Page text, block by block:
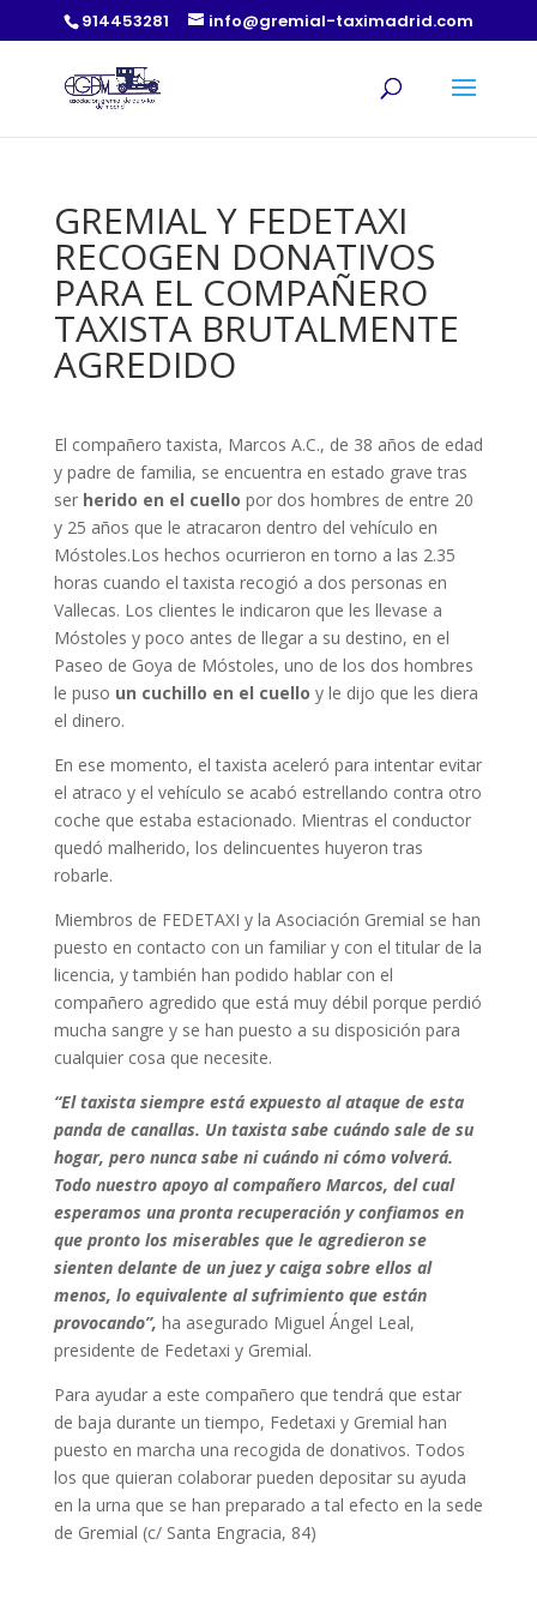
914453281 info@gremial-taximadrid.com
GREMIAL Y FEDETAXI
RECOGEN DONATIVOS
PARA EL COMPAÑERO
TAXISTA BRUTALMENTE
AGREDIDO
El compañero taxista, Marcos A.C., de 38 años de edad
y padre de familia, se encuentra en estado grave tras
ser herido en el cuello por dos hombres de entre 20
y 25 años que le atracaron dentro del vehículo en
Móstoles.Los hechos ocurrieron en torno a las 2.35
horas cuando el taxista recogió a dos personas en
Vallecas. Los clientes le indicaron que les llevase a
Móstoles y poco antes de llegar a su destino, en el
Paseo de Goya de Móstoles, uno de los dos hombres
le puso un cuchillo en el cuello y le dijo que les diera
el dinero.
En ese momento, el taxista aceleró para intentar evitar
el atraco y el vehículo se acabó estrellando contra otro
coche que estaba estacionado. Mientras el conductor
quedó malherido, los delincuentes huyeron tras
robarle.
Miembros de FEDETAXI y la Asociación Gremial se han
puesto en contacto con un familiar y con el titular de la
licencia, y también han podido hablar con el
compañero agredido que está muy débil porque perdió
mucha sangre y se han puesto a su disposición para
cualquier cosa que necesite.
“El taxista siempre está expuesto al ataque de esta
panda de canallas. Un taxista sabe cuándo sale de su
hogar, pero nunca sabe ni cuándo ni cómo volverá.
Todo nuestro apoyo al compañero Marcos, del cual
esperamos una pronta recuperación y confiamos en
que pronto los miserables que le agredieron se
sienten delante de un juez y caiga sobre ellos al
menos, lo equivalente al sufrimiento que están
provocando”, ha asegurado Miguel Ángel Leal,
presidente de Fedetaxi y Gremial.
Para ayudar a este compañero que tendrá que estar
de baja durante un tiempo, Fedetaxi y Gremial han
puesto en marcha una recogida de donativos. Todos
los que quieran colaborar pueden depositar su ayuda
en la urna que se han preparado a tal efecto en la sede
de Gremial (c/ Santa Engracia, 84)